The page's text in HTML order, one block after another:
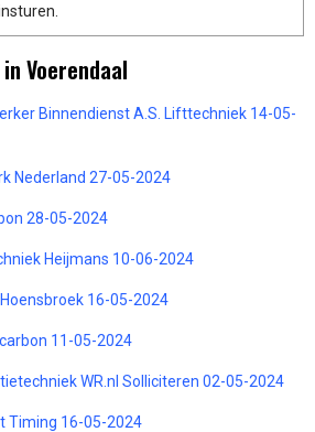
Voerendaal
Binnendienst A.S. Lifttechniek 14-05-
Nederland 27-05-2024
28-05-2024
Heijmans 10-06-2024
16-05-2024
11-05-2024
WR.nl Solliciteren 02-05-2024
Timing 16-05-2024